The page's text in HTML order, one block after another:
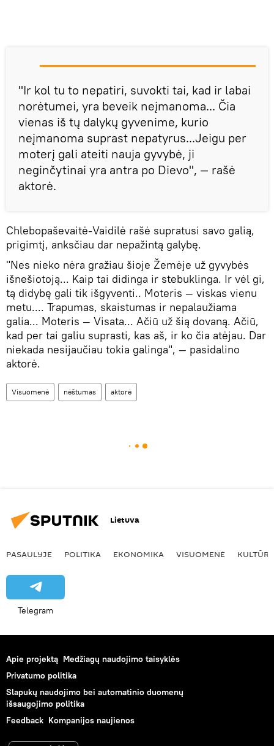
"Ir kol tu to nepatiri, suvokti tai, kad ir labai
norėtumei, yra beveik neįmanoma... Čia
vienas iš tų dalykų gyvenime, kurio
neįmanoma suprast nepatyrus...Jeigu per
moterį gali ateiti nauja gyvybė, ji
neginčytinai yra antra po Dievo", — rašė
aktorė.
Chlebopaševaitė-Vaidilė rašė supratusi savo galią,
prigimtį, anksčiau dar nepažintą galybę.
"Nes nieko nėra gražiau šioje Žemėje už gyvybės
išnešiotoją... Kaip tai didinga ir stebuklinga. Ir vėl gi,
tą didybę gali tik išgyventi.. Moteris — viskas vienu
metu.... Trapumas, skaistumas ir nepalaužiama
galia... Moteris — Visata... Ačiū už šią dovaną. Ačiū,
kad per tai galiu suprasti, kas aš, ir ko čia atėjau. Dar
niekada nesijaučiau tokia galinga", — pasidalino
aktorė.
Visuomenė nėštumas aktorė
Lietuva
PASAULYJE POLITIKA EKONOMIKA VISUOMENĖ KULTŪRA
Telegram
Apie projektą Medžiagų naudojimo taisyklės
Privatumo politika
Slapukų naudojimo bei automatinio duomenų
išsaugojimo politika
Feedback Kompanijos naujienos